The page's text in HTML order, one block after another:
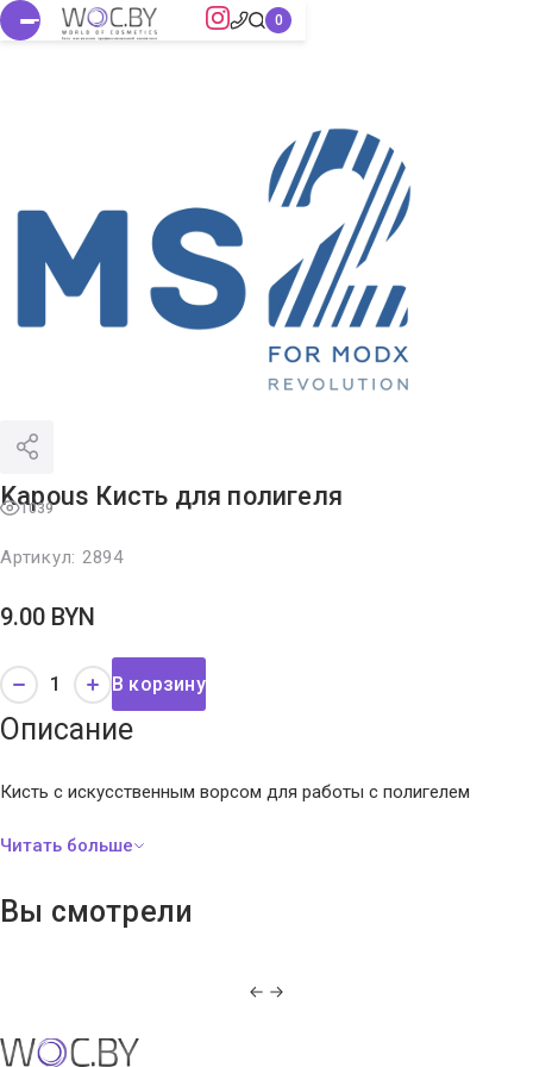
1039
Kapous Кисть для полигеля
Артикул: 2894
9.00 BYN
В корзину
Описание
Кисть с искусственным ворсом для работы с полигелем
Вы смотрели